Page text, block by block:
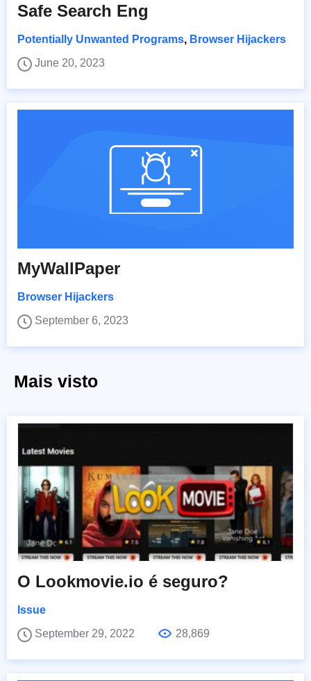
Safe Search Eng
Potentially Unwanted Programs, Browser Hijackers
June 20, 2023
MyWallPaper
Browser Hijackers
September 6, 2023
Mais visto
O Lookmovie.io é seguro?
Issue
September 29, 2022
28,869